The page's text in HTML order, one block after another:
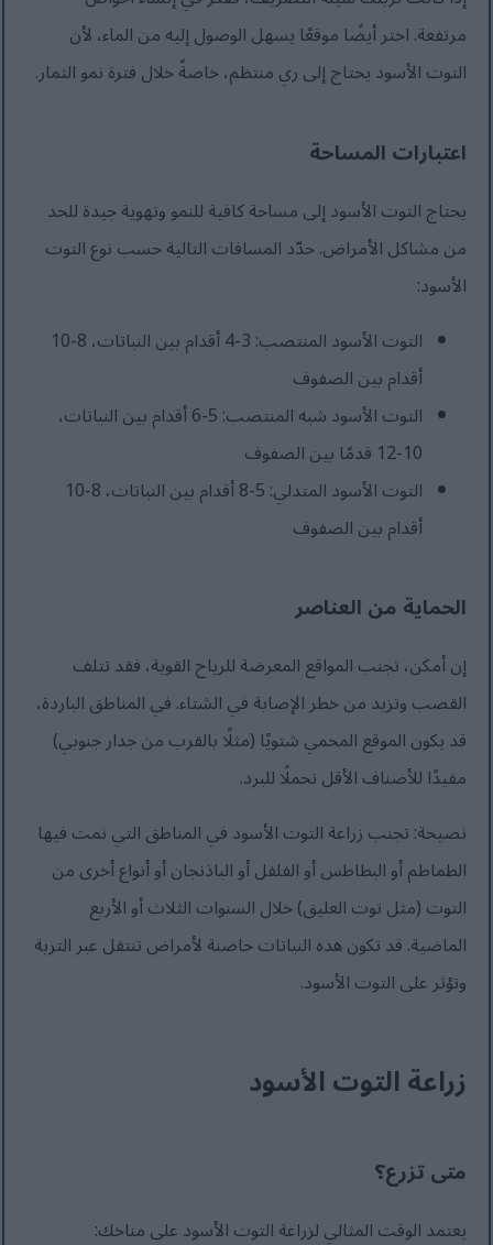
مرتفعة. اختر أيضًا موقعًا يسهل الوصول إليه من الماء، لأن
التوت الأسود يحتاج إلى ري منتظم، خاصةً خلال فترة نمو الثمار.
اعتبارات المساحة
يحتاج التوت الأسود إلى مساحة كافية للنمو وتهوية جيدة للحد
من مشاكل الأمراض. حدّد المسافات التالية حسب نوع التوت
الأسود:
التوت الأسود المنتصب: 3-4 أقدام بين النباتات، 8-10
أقدام بين الصفوف
التوت الأسود شبه المنتصب: 5-6 أقدام بين النباتات،
10-12 قدمًا بين الصفوف
التوت الأسود المتدلي: 5-8 أقدام بين النباتات، 8-10
أقدام بين الصفوف
الحماية من العناصر
إن أمكن، تجنب المواقع المعرضة للرياح القوية، فقد تتلف
القصب وتزيد من خطر الإصابة في الشتاء. في المناطق الباردة،
قد يكون الموقع المحمي شتويًا (مثلًا بالقرب من جدار جنوبي)
مفيدًا للأصناف الأقل تحملًا للبرد.
نصيحة: تجنب زراعة التوت الأسود في المناطق التي نمت فيها
الطماطم أو البطاطس أو الفلفل أو الباذنجان أو أنواع أخرى من
التوت (مثل توت العليق) خلال السنوات الثلاث أو الأربع
الماضية. قد تكون هذه النباتات حاضنة لأمراض تنتقل عبر التربة
وتؤثر على التوت الأسود.
زراعة التوت الأسود
متى تزرع؟
يعتمد الوقت المثالي لزراعة التوت الأسود على مناخك: